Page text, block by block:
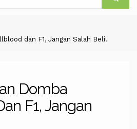
dan F1, Jangan Salah Beli!
Domba
F1, Jangan